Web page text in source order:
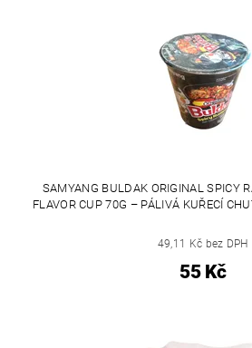
SAMYANG BULDAK ORIGINAL SPICY
FLAVOR CUP 70G – PÁLIVÁ KUŘECÍ
49,11 Kč bez DPH
55 Kč